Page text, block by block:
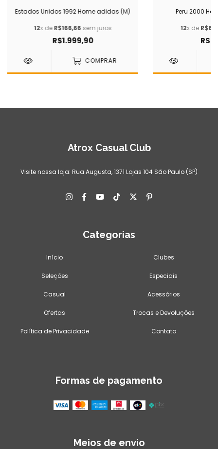
Estados Unidos 1992 Home adidas (M)
12x deR$166,66 sem juros
R$1.999,90
COMPRAR
Peru 2000
12x de
Atrox Casual Club
Visite nossa loja: Rua Augusta, 1371 Lojas 104 São Paulo (SP)
Categorias
Início Clubes
Seleções Especiais
Casual Acessórios
Ofertas Trocas e Devoluções
Política de Privacidade Contato
Formas de pagamento
Meios de envio